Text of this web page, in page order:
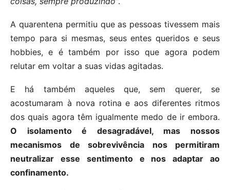
A quarentena permitiu que as pessoas tivessem mais
tempo para si mesmas, seus entes queridos e seus
hobbies, e é também por isso que agora podem
relutar em voltar a suas vidas agitadas.
E há também aqueles que, sem querer, se
acostumaram à nova rotina e aos diferentes ritmos
dos quais agora têm igualmente medo de ir embora.
O isolamento é desagradável, mas nossos
mecanismos de sobrevivência nos permitiram
neutralizar esse sentimento e nos adaptar ao
confinamento.